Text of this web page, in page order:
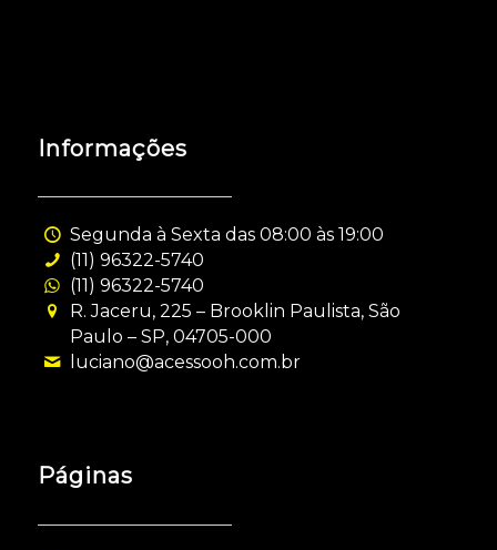
Informações
Segunda à Sexta das 08:00 às 19:00
(11) 96322-5740
(11) 96322-5740
R. Jaceru, 225 – Brooklin Paulista, São
Paulo – SP, 04705-000
luciano@acessooh.com.br
Páginas